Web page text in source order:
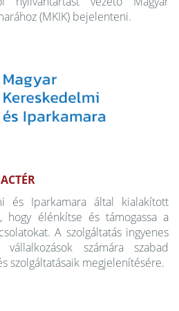
(MKIK) bejelenteni.
és Iparkamara által kialakított
hogy élénkítse és támogassa a
A szolgáltatás ingyenes
számára szabad
szolgáltatásaik megjelenítésére.